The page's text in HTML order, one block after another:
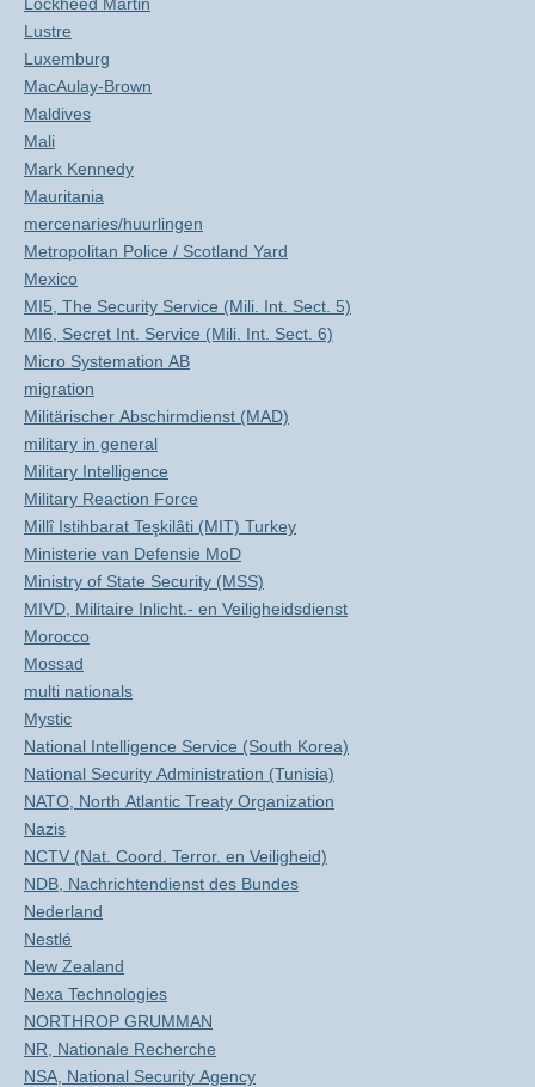
Lustre
Luxemburg
MacAulay-Brown
Maldives
Mali
Mark Kennedy
Mauritania
mercenaries/huurlingen
Metropolitan Police / Scotland Yard
Mexico
MI5, The Security Service (Mili. Int. Sect. 5)
MI6, Secret Int. Service (Mili. Int. Sect. 6)
Micro Systemation AB
migration
Militärischer Abschirmdienst (MAD)
military in general
Military Intelligence
Military Reaction Force
Millî Istihbarat Teşkilâti (MIT) Turkey
Ministerie van Defensie MoD
Ministry of State Security (MSS)
MIVD, Militaire Inlicht.- en Veiligheidsdienst
Morocco
Mossad
multi nationals
Mystic
National Intelligence Service (South Korea)
National Security Administration (Tunisia)
NATO, North Atlantic Treaty Organization
Nazis
NCTV (Nat. Coord. Terror. en Veiligheid)
NDB, Nachrichtendienst des Bundes
Nederland
Nestlé
New Zealand
Nexa Technologies
NORTHROP GRUMMAN
NR, Nationale Recherche
NSA, National Security Agency